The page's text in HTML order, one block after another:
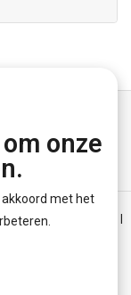
Policy
|
onze
akkoord met het